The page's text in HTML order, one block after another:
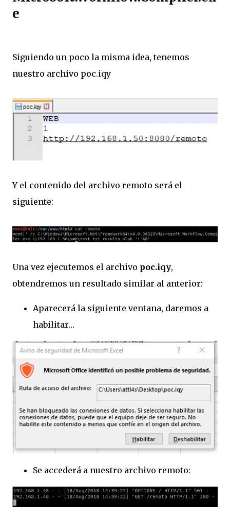
e
Siguiendo un poco la misma idea, tenemos
nuestro archivo poc.iqy
Y el contenido del archivo remoto será el
siguiente:
Una vez ejecutemos el archivo poc.iqy,
obtendremos un resultado similar al anterior:
Aparecerá la siguiente ventana, daremos a
habilitar…
Se accederá a nuestro archivo remoto: